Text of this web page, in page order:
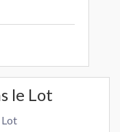
le Lot
Lot